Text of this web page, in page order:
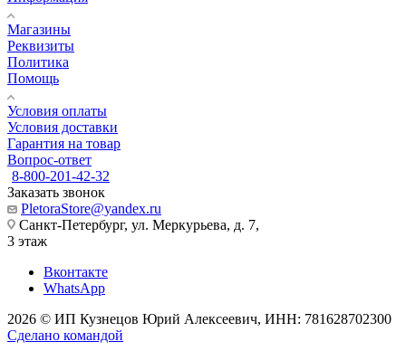
Магазины
Реквизиты
Политика
Помощь
Условия оплаты
Условия доставки
Гарантия на товар
Вопрос-ответ
8-800-201-42-32
Заказать звонок
PletoraStore@yandex.ru
Санкт-Петербург, ул. Меркурьева, д. 7,
3 этаж
Вконтакте
WhatsApp
2026 © ИП Кузнецов Юрий Алексеевич, ИНН: 781628702300
Сделано командой